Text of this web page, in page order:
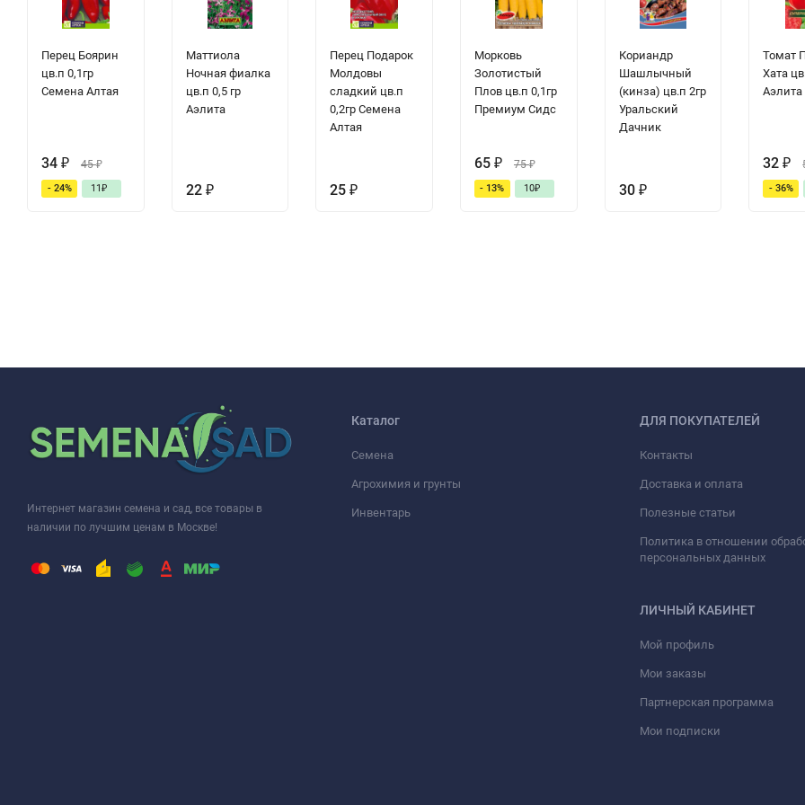
Перец Боярин
цв.п 0,1гр
Семена Алтая
34 ₽ 45₽
- 24% 11 ₽
Маттиола
Ночная фиалка
цв.п 0,5 гр
Аэлита
22 ₽
Перец Подарок
Молдовы
сладкий цв.п
0,2гр Семена
Алтая
25₽
Морковь
Золотистый
Плов цв.п 0,1гр
Премиум Сидс
65 ₽ 75₽
- 13% 10₽
Кориандр
Шашлычный
(кинза) цв.п 2гр
Уральский
Дачник
30 ₽
Томат
Хата
Аэлита
32₽
- 36%
Интернет магазин семена и сад, все товары в
наличии по лучшим ценам в Москве!
Каталог
Семена
Агрохимия и грунты
Инвентарь
ДЛЯ ПОКУПАТЕЛЕЙ
Контакты
Доставка и оплата
Полезные статьи
Политика в отношении
персональных данных
ЛИЧНЫЙ КАБИНЕТ
Мой профиль
Мои заказы
Партнерская программа
Мои подписки